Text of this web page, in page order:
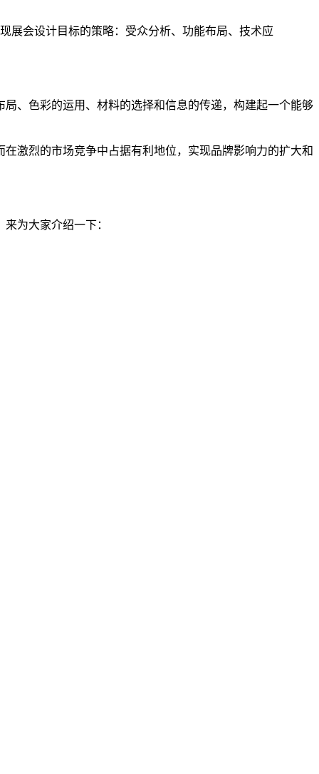
展会设计目标的策略：受众分析、功能布局、技术应
、色彩的运用、材料的选择和信息的传递，构建起一个能够
激烈的市场竞争中占据有利地位，实现品牌影响力的扩大和
为大家介绍一下：